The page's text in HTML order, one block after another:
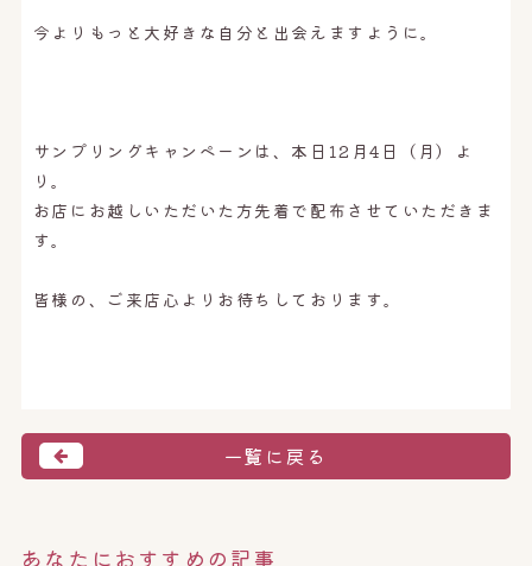
今よりもっと大好きな自分と出会えますように。
サンプリングキャンペーンは、本日12月4日（月）よ
り。
お店にお越しいただいた方先着で配布させていただきま
す。
皆様の、ご来店心よりお待ちしております。
一覧に戻る
あなたにおすすめの記事